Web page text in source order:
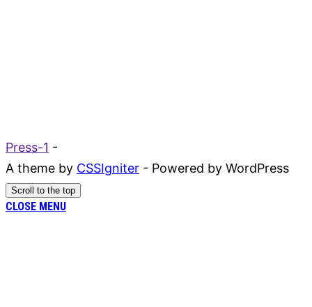
Press-1 -
A theme by CSSIgniter - Powered by WordPress
Scroll to the top
CLOSE MENU